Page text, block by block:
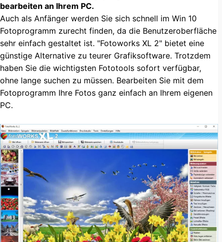
bearbeiten an Ihrem PC.
Auch als Anfänger werden Sie sich schnell im Win 10
Fotoprogramm zurecht finden, da die Benutzeroberfläche
sehr einfach gestaltet ist. "Fotoworks XL 2" bietet eine
günstige Alternative zu teurer Grafiksoftware. Trotzdem
haben Sie die wichtigsten Fototools sofort verfügbar,
ohne lange suchen zu müssen. Bearbeiten Sie mit dem
Fotoprogramm Ihre Fotos ganz einfach an Ihrem eigenen
PC.